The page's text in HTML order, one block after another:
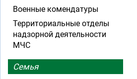
Военные комендатуры
Территориальные отделы
надзорной деятельности
МЧС
Семья